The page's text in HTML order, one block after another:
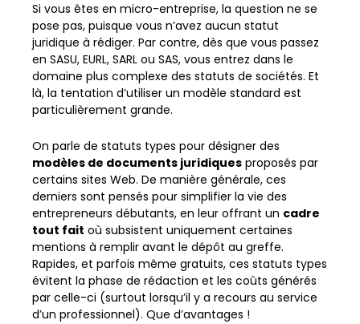
Si vous êtes en micro-entreprise, la question ne se
pose pas, puisque vous n’avez aucun statut
juridique à rédiger. Par contre, dès que vous passez
en SASU, EURL, SARL ou SAS, vous entrez dans le
domaine plus complexe des statuts de sociétés. Et
là, la tentation d’utiliser un modèle standard est
particulièrement grande.
On parle de statuts types pour désigner des
modèles de documents juridiques proposés par
certains sites Web. De manière générale, ces
derniers sont pensés pour simplifier la vie des
entrepreneurs débutants, en leur offrant un cadre
tout fait où subsistent uniquement certaines
mentions à remplir avant le dépôt au greffe.
Rapides, et parfois même gratuits, ces statuts types
évitent la phase de rédaction et les coûts générés
par celle-ci (surtout lorsqu’il y a recours au service
d’un professionnel). Que d’avantages !